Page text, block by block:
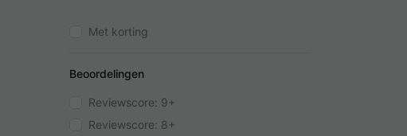
Met korting
Beoordelingen
Reviewscore: 9+
Reviewscore: 8+